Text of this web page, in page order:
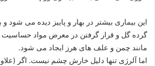
این بیماری بیشتر در بهار و پاییز دیده می شود و
گرده گل و قرار گرفتن در معرض مواد حساسیت
مانند چمن و علف های هرز ایجاد می شود.
اما آلرژی تنها دلیل خارش چشم نیست. اگر